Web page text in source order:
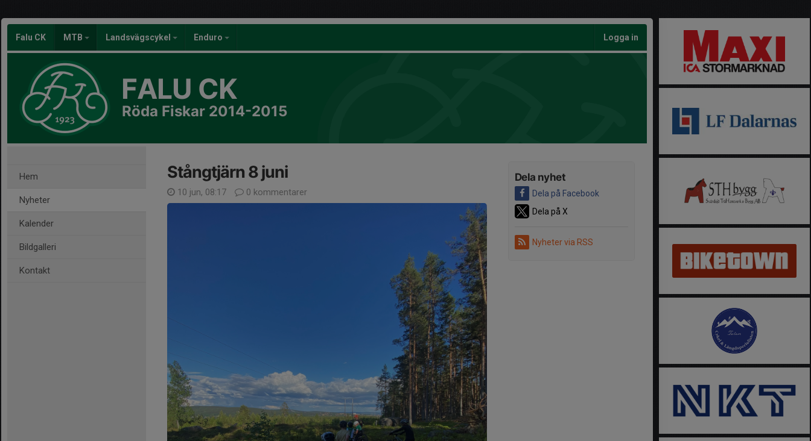
Falu CK MTB Landsvägscykel Enduro Logga in
FALU CK
Röda Fiskar 2014-2015
Hem
Nyheter
Kalender
Bildgalleri
Kontakt
Dela nyhet
Dela på Facebook
Dela på X
Nyheter via RSS
Stångtjärn 8 juni
10 jun, 08:17 0 kommentarer